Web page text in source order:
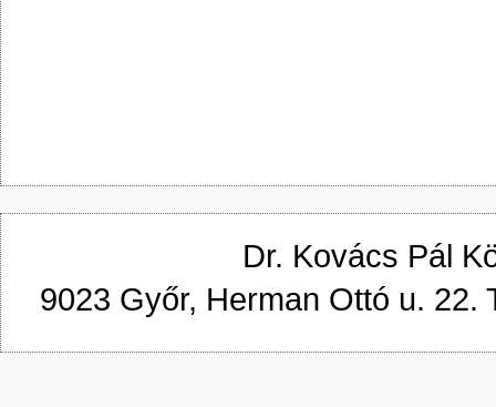
Dr. Kovács Pál
9023 Győr, Herman Ottó u. 22.